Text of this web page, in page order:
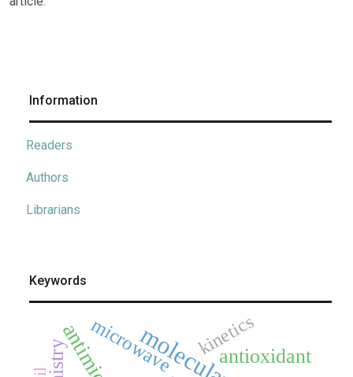
Information
Readers
Authors
Librarians
Keywords
antioxidant
microwave kinetics